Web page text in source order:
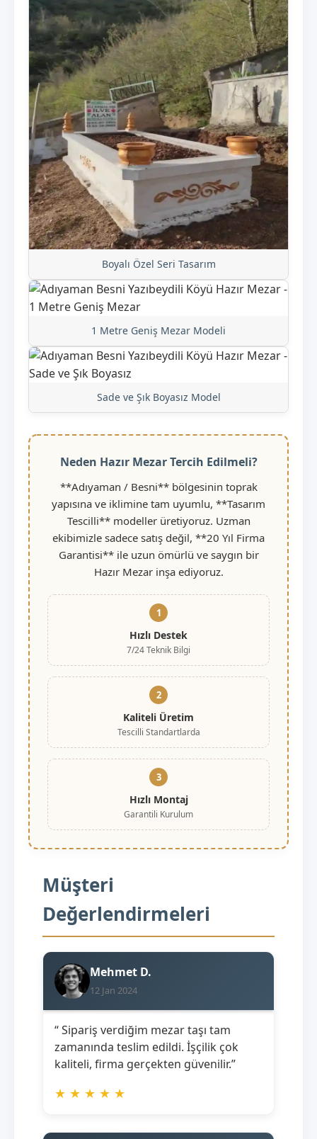
Boyalı Özel Seri Tasarım
1 Metre Geniş Mezar Modeli
Sade ve Şık Boyasız Model
Neden Hazır Mezar Tercih Edilmeli?
**Adıyaman / Besni** bölgesinin toprak
yapısına ve iklimine tam uyumlu, **Tasarım
Tescilli** modeller üretiyoruz. Uzman
ekibimizle sadece satış değil, **20 Yıl Firma
Garantisi** ile uzun ömürlü ve saygın bir
Hazır Mezar inşa ediyoruz.
1
Hızlı Destek
7/24 Teknik Bilgi
2
Kaliteli Üretim
Tescilli Standartlarda
3
Hızlı Montaj
Garantili Kurulum
Müşteri
Değerlendirmeleri
Mehmet D.
12 Jan 2024
“ Sipariş verdiğim mezar taşı tam
zamanında teslim edildi. İşçilik çok
kaliteli, firma gerçekten güvenilir.”
★ ★ ★ ★ ★